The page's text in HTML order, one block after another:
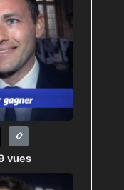
vues